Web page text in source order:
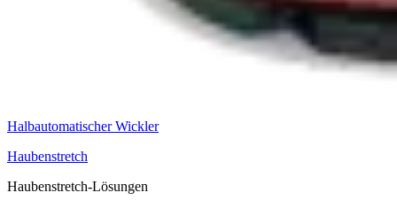
Halbautomatischer Wickler
Haubenstretch
Haubenstretch-Lösungen